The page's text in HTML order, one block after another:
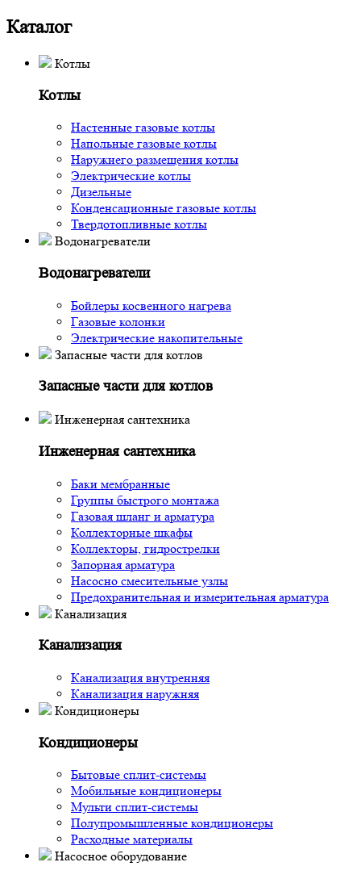
Каталог
Котлы
Котлы
Настенные газовые котлы
Напольные газовые котлы
Наружнего размещения котлы
Электрические котлы
Дизельные
Конденсационные газовые котлы
Твердотопливные котлы
Водонагреватели
Водонагреватели
Бойлеры косвенного нагрева
Газовые колонки
Электрические накопительные
Запасные части для котлов
Запасные части для котлов
Инженерная сантехника
Инженерная сантехника
Баки мембранные
Группы быстрого монтажа
Газовая шланг и арматура
Коллекторные шкафы
Коллекторы, гидрострелки
Запорная арматура
Насосно смесительные узлы
Предохранительная и измерительная арматура
Канализация
Канализация
Канализация внутренняя
Канализация наружняя
Кондиционеры
Кондиционеры
Бытовые сплит-системы
Мобильные кондиционеры
Мульти сплит-системы
Полупромышленные кондиционеры
Расходные материалы
Насосное оборудование